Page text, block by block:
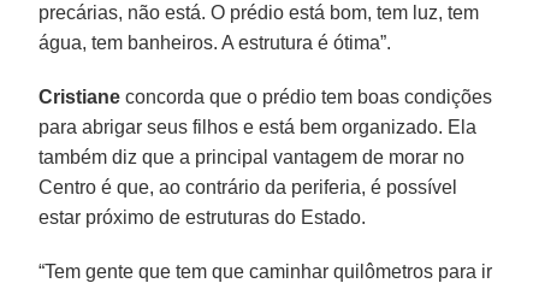
precárias, não está. O prédio está bom, tem luz, tem
água, tem banheiros. A estrutura é ótima”.
Cristiane concorda que o prédio tem boas condições
para abrigar seus filhos e está bem organizado. Ela
também diz que a principal vantagem de morar no
Centro é que, ao contrário da periferia, é possível
estar próximo de estruturas do Estado.
“Tem gente que tem que caminhar quilômetros para ir